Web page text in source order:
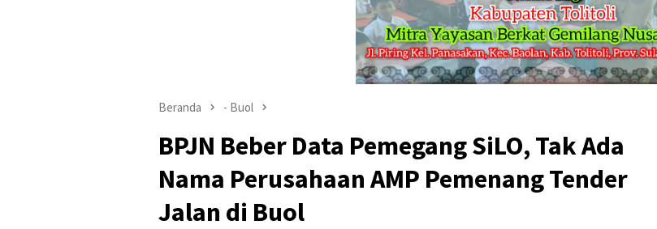
Beranda - Buol
BPJN Beber Data Pemegang SiLO, Tak Ada
Nama Perusahaan AMP Pemenang Tender
Jalan di Buol